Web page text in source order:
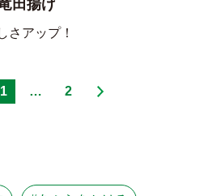
田揚げ
さアップ！
1 … 2